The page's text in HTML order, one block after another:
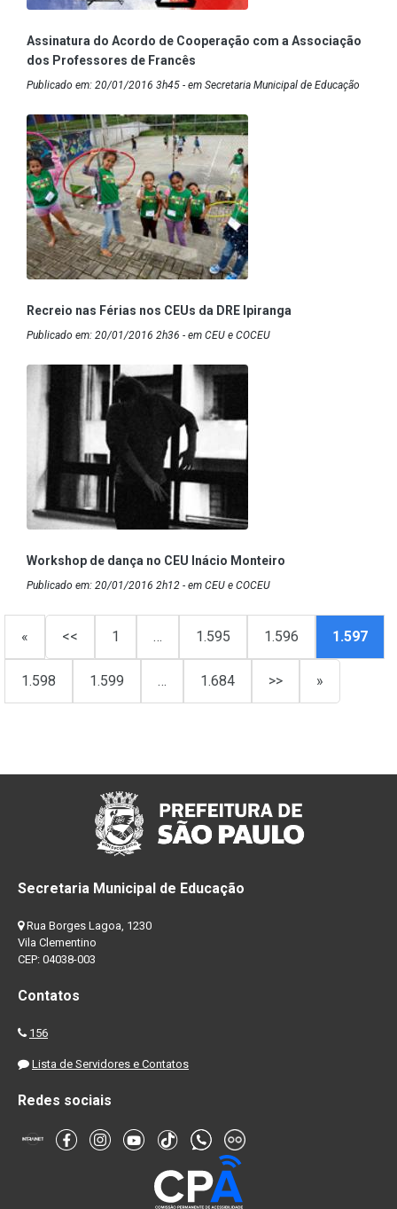
Assinatura do Acordo de Cooperação com a Associação
dos Professores de Francês
Publicado em: 20/01/2016 3h45 - em Secretaria Municipal de Educação
Recreio nas Férias nos CEUs da DRE Ipiranga
Publicado em: 20/01/2016 2h36 - em CEU e COCEU
Workshop de dança no CEU Inácio Monteiro
Publicado em: 20/01/2016 2h12 - em CEU e COCEU
« << 1 … 1.595 1.596 1.597
1.598 1.599 … 1.684 >> »
Secretaria Municipal de Educação
Rua Borges Lagoa, 1230
Vila Clementino
CEP: 04038-003
Contatos
156
Lista de Servidores e Contatos
Redes sociais